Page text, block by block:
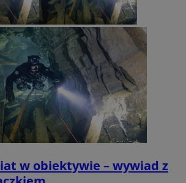
w obiektywie – wywiad z